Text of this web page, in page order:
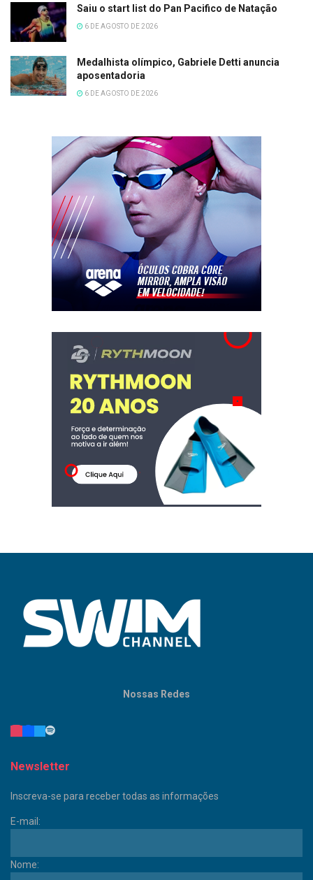
Saiu o start list do Pan Pacifico de Natação
6 DE AGOSTO DE 2026
Medalhista olímpico, Gabriele Detti anuncia
aposentadoria
6 DE AGOSTO DE 2026
Nossas Redes
Newsletter
Inscreva-se para receber todas as informações
E-mail:
Nome: